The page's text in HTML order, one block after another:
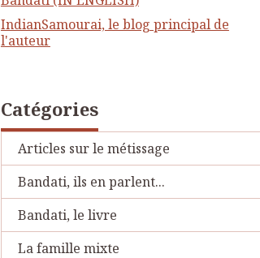
IndianSamourai, le blog principal de
l'auteur
Catégories
Articles sur le métissage
Bandati, ils en parlent...
Bandati, le livre
La famille mixte